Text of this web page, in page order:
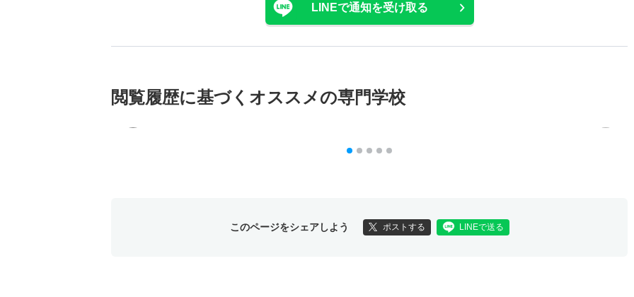
LINEで通知を受け取る
閲覧履歴に基づく オススメの専門学校
このページをシェアしよう ポストする LINEで送る